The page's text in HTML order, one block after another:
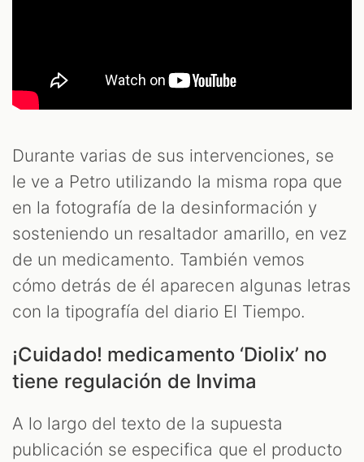
Durante varias de sus intervenciones, se
le ve a Petro utilizando la misma ropa que
en la fotografía de la desinformación y
sosteniendo un resaltador amarillo, en vez
de un medicamento. También vemos
cómo detrás de él aparecen algunas letras
con la tipografía del diario El Tiempo.
¡Cuidado! medicamento ‘Diolix’ no
tiene regulación de Invima
A lo largo del texto de la supuesta
publicación se especifica que el producto